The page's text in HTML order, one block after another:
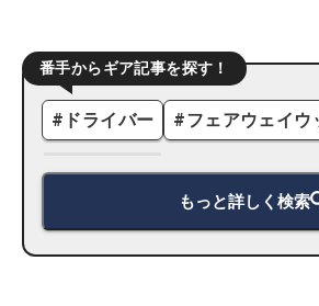
番手からギア記事を探す！
# ドライバー #フェアウェイウ
もっと詳しく検索